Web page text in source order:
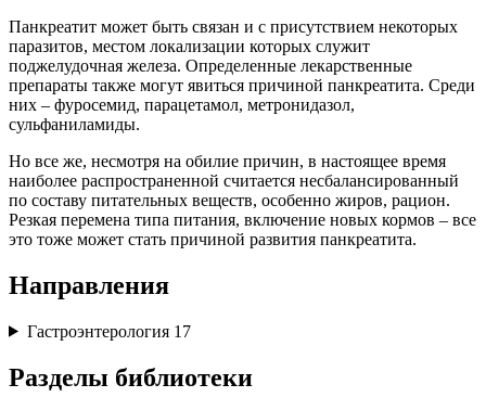
Панкреатит может быть связан и с присутствием некоторых
паразитов, местом локализации которых служит
поджелудочная железа. Определенные лекарственные
препараты также могут явиться причиной панкреатита. Среди
них – фуросемид, парацетамол, метронидазол,
сульфаниламиды.
Но все же, несмотря на обилие причин, в настоящее время
наиболее распространенной считается несбалансированный
по составу питательных веществ, особенно жиров, рацион.
Резкая перемена типа питания, включение новых кормов – все
это тоже может стать причиной развития панкреатита.
Направления
Гастроэнтерология 17
Разделы библиотеки